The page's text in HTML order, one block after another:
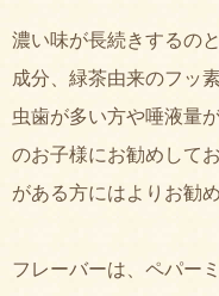
濃い味が長続きするの
成分、緑茶由来のフッ
虫歯が多い方や唾液量
のお子様にお勧めして
がある方にはよりお勧
フレーバーは、ペパー